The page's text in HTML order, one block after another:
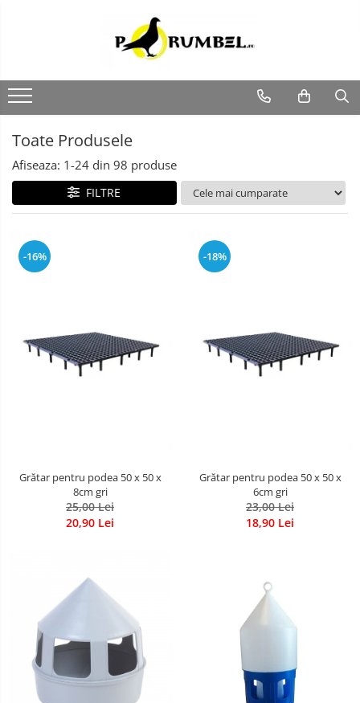
Toate Produsele
Afiseaza: 1-24 din 98 produse
FILTRE
-16%
Grătar pentru podea 50 x 50 x
8cm gri
25,00 Lei
20,90 Lei
-18%
Grătar pentru podea 50 x 50 x
6cm gri
23,00 Lei
18,90 Lei